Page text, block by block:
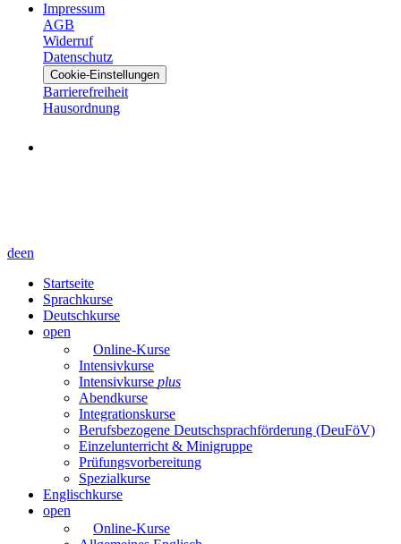
Impressum
AGB
Widerruf
Datenschutz
Cookie-Einstellungen
Barrierefreiheit
Hausordnung
deen
Startseite
Sprachkurse
Deutschkurse
open
Online-Kurse
Intensivkurse
Intensivkurse plus
Abendkurse
Integrationskurse
Berufsbezogene Deutschsprachförderung (DeuFöV)
Einzelunterricht & Minigruppe
Prüfungsvorbereitung
Spezialkurse
Englischkurse
open
Online-Kurse